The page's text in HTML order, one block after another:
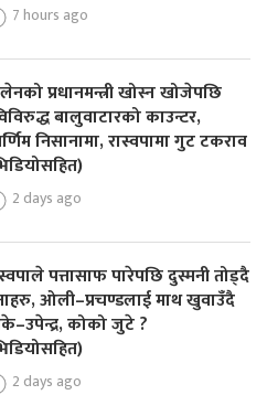
7 hours ago
प्रधानमन्त्री खोस्न खोजेपछि
बालुवाटारको काउन्टर,
निसानामा, रास्वपामा गुट टकराव
2 days ago
पत्तासाफ पारेपछि दुस्मनी तोड्दै
ओली–प्रचण्डलाई माथ खुवाउँदै
कोको जुटे ?
2 days ago